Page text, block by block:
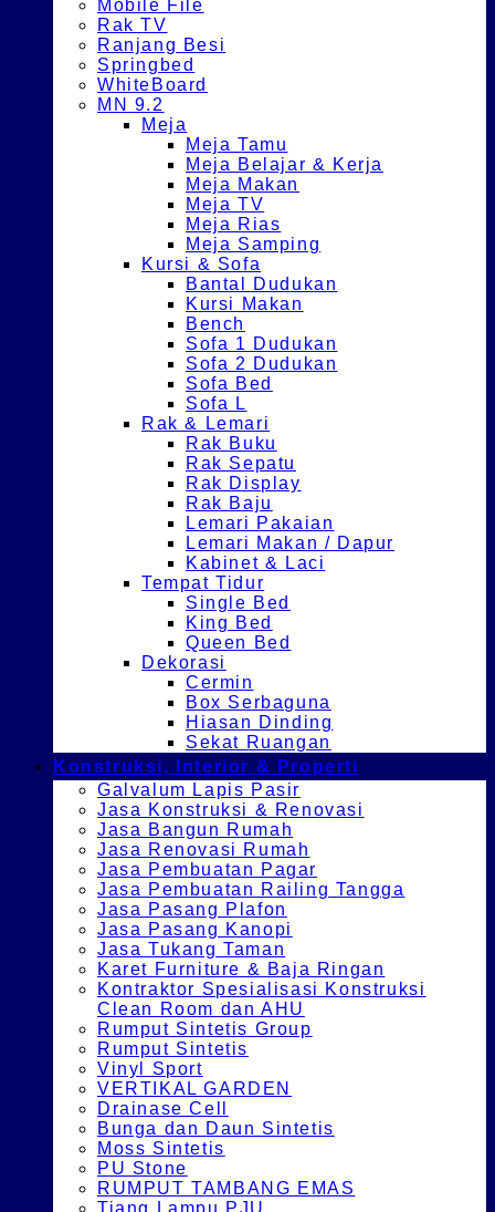
Mobile File
Rak TV
Ranjang Besi
Springbed
WhiteBoard
MN 9.2
Meja
Meja Tamu
Meja Belajar & Kerja
Meja Makan
Meja TV
Meja Rias
Meja Samping
Kursi & Sofa
Bantal Dudukan
Kursi Makan
Bench
Sofa 1 Dudukan
Sofa 2 Dudukan
Sofa Bed
Sofa L
Rak & Lemari
Rak Buku
Rak Sepatu
Rak Display
Rak Baju
Lemari Pakaian
Lemari Makan / Dapur
Kabinet & Laci
Tempat Tidur
Single Bed
King Bed
Queen Bed
Dekorasi
Cermin
Box Serbaguna
Hiasan Dinding
Sekat Ruangan
Konstruksi, Interior & Properti
Galvalum Lapis Pasir
Jasa Konstruksi & Renovasi
Jasa Bangun Rumah
Jasa Renovasi Rumah
Jasa Pembuatan Pagar
Jasa Pembuatan Railing Tangga
Jasa Pasang Plafon
Jasa Pasang Kanopi
Jasa Tukang Taman
Karet Furniture & Baja Ringan
Kontraktor Spesialisasi Konstruksi
Clean Room dan AHU
Rumput Sintetis Group
Rumput Sintetis
Vinyl Sport
VERTIKAL GARDEN
Drainase Cell
Bunga dan Daun Sintetis
Moss Sintetis
PU Stone
RUMPUT TAMBANG EMAS
Tiang Lampu PJU